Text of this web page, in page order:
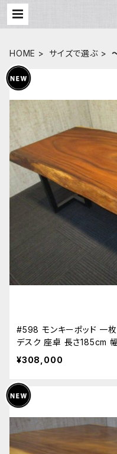
HOME サイズで選ぶ
#598 モンキーポッド 一
デスク 座卓 長さ185cm
リフォーム 天板 無垢 天然
¥308,000